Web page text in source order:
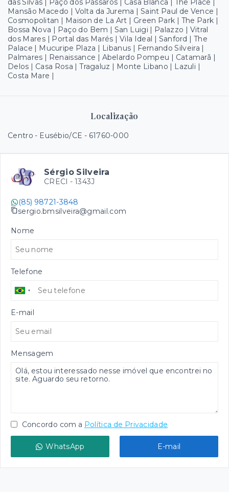
das Silvas | Paço dos Pássaros | Casa Blanca | The Place |
Mansão Macedo | Volta da Jurema | Saint Paul de Vence |
Cosmopolitan | Maison de La Art | Green Park | The Park |
Bossa Nova | Paço do Bem | San Luigi | Palazzo | Vitral
dos Mares | Portal das Marés | Vila Ideal | Sanford | The
Palace | Mucuripe Plaza | Libanus | Fernando Silveira |
Palmares | Renaissance | Abelardo Pompeu | Catamarã |
Delos | Casa Rosa | Tragaluz | Monte Libano | Lazuli |
Costa Mare |
Localização
Centro - Eusébio/CE - 61760-000
Sérgio Silveira
CRECI - 1343J
(85) 98721-3848
sergio.bmsilveira@gmail.com
Nome
Telefone
E-mail
Mensagem
Concordo com a Política de Privacidade
WhatsApp E-mail